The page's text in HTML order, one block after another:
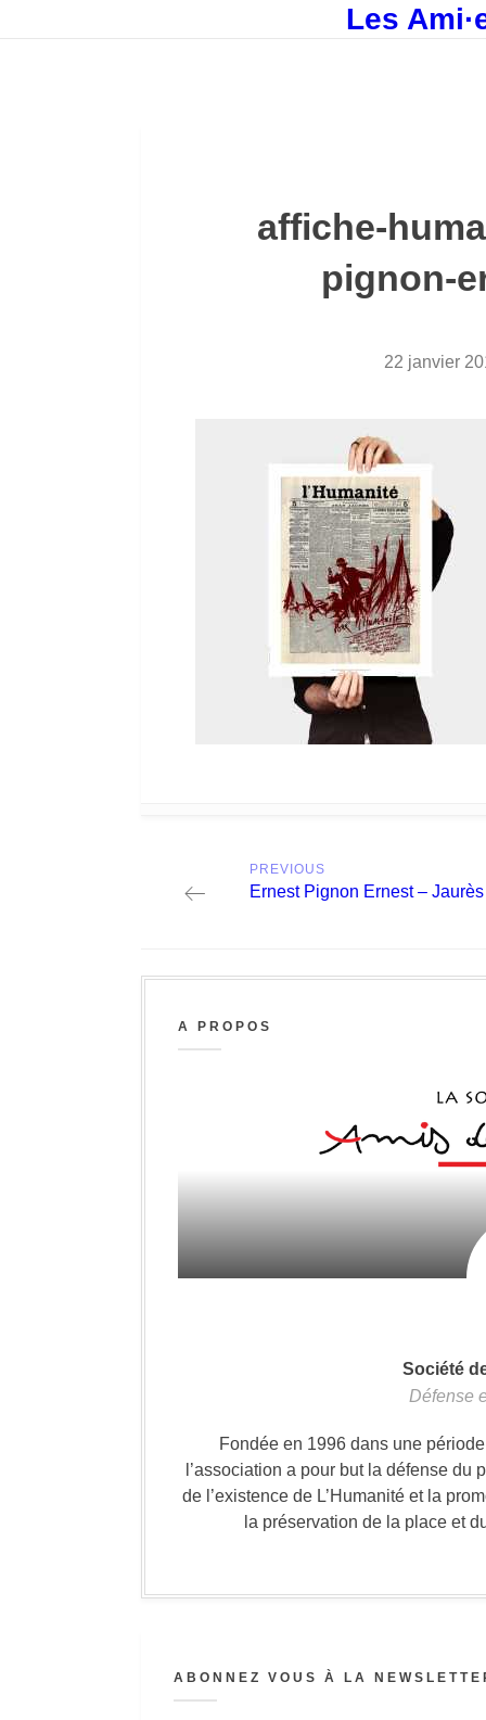
Les
affiche-
pignon-
22 janvier
navigation
PREVIOUS
Previous
Ernest Pignon Ernest – Jaurès
A PROPOS
Société
Défense
Fondée en 1996 dans une
l’association a pour but la défense
de l’existence de L’Humanité et la
la préservation de la place et
ABONNEZ VOUS À LA